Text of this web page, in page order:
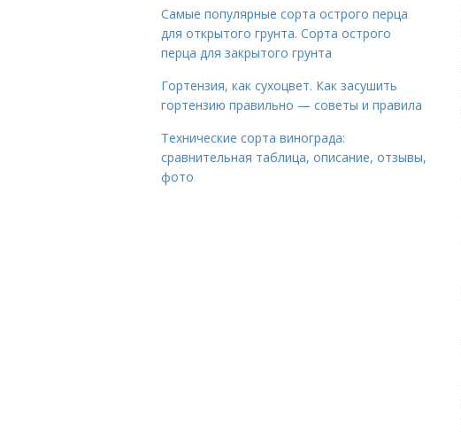
Самые популярные сорта острого перца
для открытого грунта. Сорта острого
перца для закрытого грунта
Гортензия, как сухоцвет. Как засушить
гортензию правильно — советы и правила
Технические сорта винограда:
сравнительная таблица, описание, отзывы,
фото